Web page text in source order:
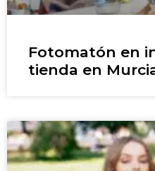
Fotomatón en
tienda en